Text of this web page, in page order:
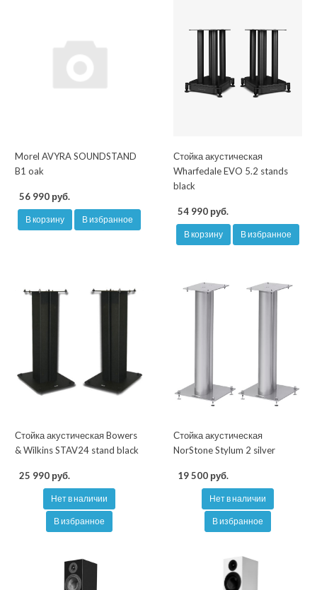
Morel AVYRA SOUNDSTAND
B1 oak
56 990 руб.
В корзину В избранное
Стойка акустическая
Wharfedale EVO 5.2 stands
black
54 990 руб.
В корзину В избранное
Стойка акустическая Bowers
& Wilkins STAV24 stand black
25 990 руб.
Нет в наличии
В избранное
Стойка акустическая
NorStone Stylum 2 silver
19 500 руб.
Нет в наличии
В избранное